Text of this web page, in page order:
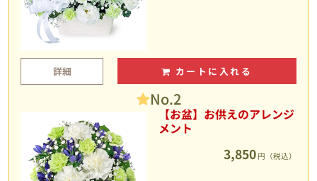
詳細 カートに入れる
No.2
【お盆】お供えのアレンジ
メント
3,850 円（税込）